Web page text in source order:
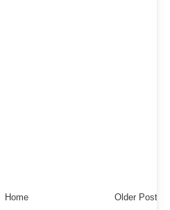
Older Post
Home